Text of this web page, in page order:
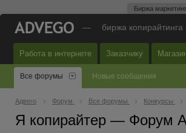
Биржа
— биржа
Работа в интернете Заказчику
Все форумы Новые сообщения
Адвего Форум Все форумы Конкурсы
Я копирайтер — Форум